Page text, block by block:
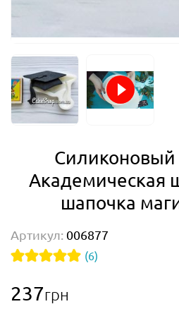
Академическая
шапочка
Артикул: 006877
(6)
237грн